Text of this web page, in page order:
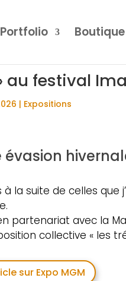
Portfolio Boutique
au festival
| Expositions
la suite de celles que
partenariat avec la
collective « les
sur Expo MGM